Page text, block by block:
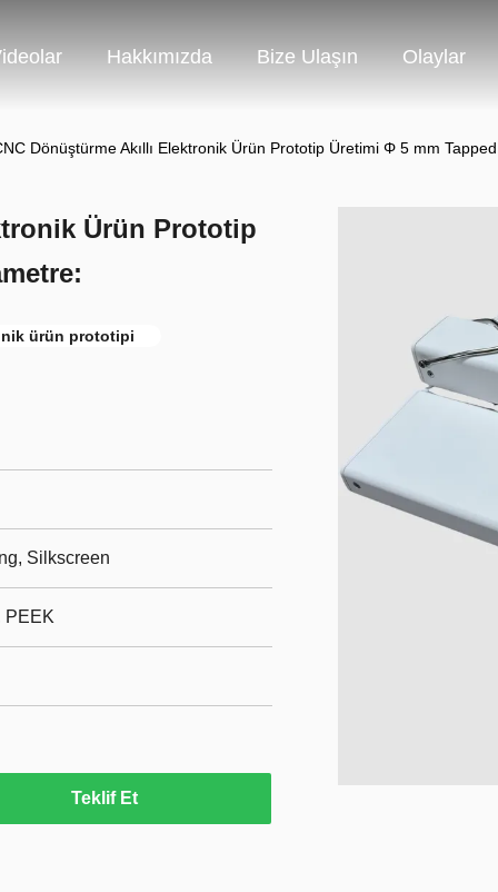
Hakkımızda Bize Ulaşın Olaylar
Dönüştürme Akıllı Elektronik Ürün Prototip Üretimi Φ 5 mm
Ürün Prototip
ürün prototipi
Silkscreen
PEEK
Teklif Et